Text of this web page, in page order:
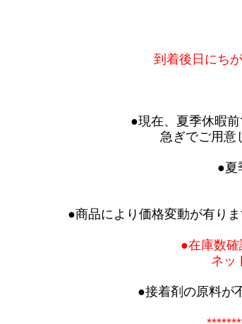
到着後日にち
●現在、夏季休暇
急ぎでご用意
●夏
●商品により価格変動が有り
●在庫数
ネッ
●接着剤の原料が